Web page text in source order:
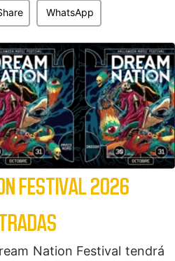
WhatsApp
FESTIVAL 2026
Nation Festival tendrá